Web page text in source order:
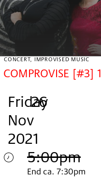
CONCERT, IMPROVISED MUSIC
COMPROVISE [#3] 1
Friday
, 26
.
Nov
2021
.
5:00pm
Friday
End ca. 7:30pm